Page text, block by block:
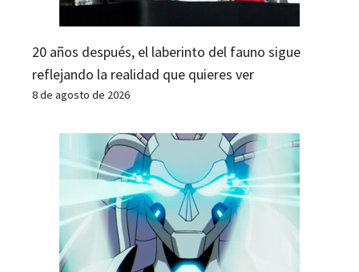
20 años después, el laberinto del fauno sigue
reflejando la realidad que quieres ver
8 de agosto de 2026